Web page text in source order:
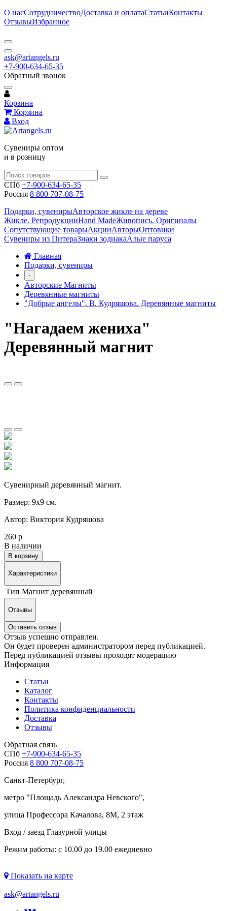
О насСотрудничествоДоставка и оплатаСтатьиКонтакты
ОтзывыИзбранное
ask@artangels.ru
+7-900-634-65-35
Обратный звонок
Корзина
Корзина
Вход
Сувениры оптом
и в розницу
СПб +7-900-634-65-35
Россия 8 800 707-08-75
Подарки, сувенирыАвторское жикле на дереве
Жикле. РепродукцииHand MadeЖивопись. Оригиналы
Сопутствующие товарыАкцииАвторыОптовики
Сувениры из ПитераЗнаки зодиакаАлые паруса
Главная
Подарки, сувениры
-
Авторские Магниты
Деревянные магниты
"Добрые ангелы". В. Кудряшова. Деревянные магниты
"Нагадаем жениха"
Деревянный магнит
Сувенирный деревянный магнит.
Размер: 9х9 см.
Автор: Виктория Кудряшова
260 р
В наличии
В корзину
Характеристики
Тип Магнит деревянный
Отзывы
Оставить отзыв
Отзыв успешно отправлен.
Он будет проверен администратором перед публикацией.
Перед публикацией отзывы проходят модерацию
Информация
Статьи
Каталог
Контакты
Политика конфиденциальности
Доставка
Отзывы
Обратная связь
СПб +7-900-634-65-35
Россия 8 800 707-08-75
Санкт-Петербург,
метро "Площадь Александра Невского",
улица Профессора Качалова, 8М, 2 этаж
Вход / заезд Глазурной улицы
Режим работы: с 10.00 до 19.00 ежедневно
Показать на карте
ask@artangels.ru